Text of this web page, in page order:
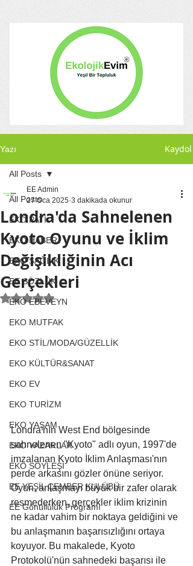
Yazı Kaydol
All Posts
EKO PATİ
EKO HABER
EKO SAĞLIK
EE SÖZLÜK
EKO EBEVEYN
EKO MUTFAK
EKO STİL/MODA/GÜZELLİK
EKO KÜLTÜR&SANAT
EKO EV
EKO TURİZM
EKO YAŞAM
EKO YAZARLAR
EKO SÖYLEŞİ
EE YEŞİL ÇEMBER KULÜBÜ
EE Gönüllülük Programı
All Posts
Londra'da Sahnelenen
Kyoto Oyunu ve İklim
Değişikliğinin Acı
Gerçekleri
EE Admin
27 Oca 2025 3 dakikada okunur
5 üzerinden NaN yıldız
Londra'nın West End bölgesinde
sahnelenen "Kyoto" adlı oyun, 1997'de
imzalanan Kyoto İklim Anlaşması'nın
perde arkasını gözler önüne seriyor.
Oyun, anlaşmayı büyük bir zafer olarak
resmederken, gerçekler iklim krizinin
ne kadar vahim bir noktaya geldiğini ve
bu anlaşmanın başarısızlığını ortaya
koyuyor. Bu makalede, Kyoto
Protokolü'nün sahnedeki başarısı ile